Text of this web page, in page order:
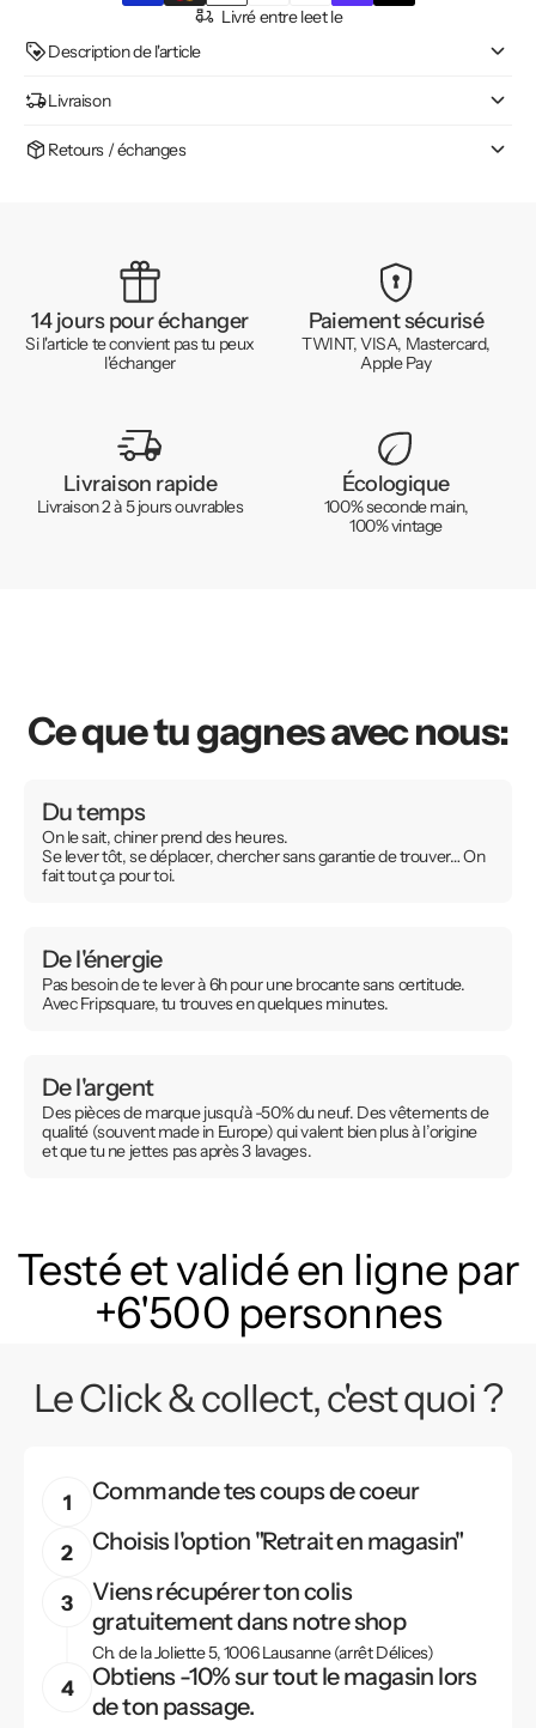
Livré entre leet le
Description de l'article
Livraison
Retours / échanges
14 jours pour échanger
Si l'article te convient pas tu peux
l'échanger
Paiement sécurisé
TWINT, VISA, Mastercard,
Apple Pay
Livraison rapide
Livraison 2 à 5 jours ouvrables
Écologique
100% seconde main,
100% vintage
Ce que tu gagnes avec nous:
Du temps
On le sait, chiner prend des heures.
Se lever tôt, se déplacer, chercher sans garantie de trouver… On
fait tout ça pour toi.
De l'énergie
Pas besoin de te lever à 6h pour une brocante sans certitude.
Avec Fripsquare, tu trouves en quelques minutes.
De l'argent
Des pièces de marque jusqu’à -50% du neuf. Des vêtements de
qualité (souvent made in Europe) qui valent bien plus à l’origine
et que tu ne jettes pas après 3 lavages.
Testé et validé en ligne par
+6'500 personnes
Le Click & collect, c'est quoi ?
Commande tes coups de coeur
Choisis l'option "Retrait en magasin"
Viens récupérer ton colis
gratuitement dans notre shop
Ch. de la Joliette 5, 1006 Lausanne (arrêt Délices)
Obtiens -10% sur tout le magasin lors
de ton passage.